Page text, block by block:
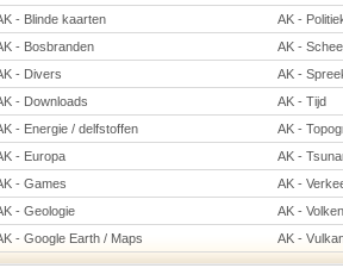
- Blinde kaarten
AK -
- Bosbranden
AK -
- Divers
AK -
- Downloads
AK - Tijd
- Energie / delfstoffen
AK -
- Europa
AK -
- Games
AK -
- Geologie
AK - Volken
- Google Earth / Maps
AK -